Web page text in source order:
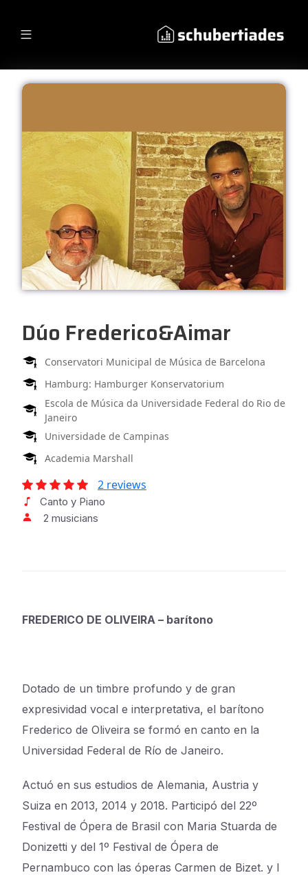
Dúo Frederico&Aimar
Conservatori Municipal de Música de Barcelona
Hamburg: Hamburger Konservatorium
Escola de Música da Universidade Federal do Rio de
Janeiro
Universidade de Campinas
Academia Marshall
2 reviews
Canto y Piano
2 musicians
FREDERICO DE OLIVEIRA – barítono
Dotado de un timbre profundo y de gran
expresividad vocal e interpretativa, el barítono
Frederico de Oliveira se formó en canto en la
Universidad Federal de Río de Janeiro.
Actuó en sus estudios de Alemania, Austria y
Suiza en 2013, 2014 y 2018. Participó del 22º
Festival de Ópera de Brasil con Maria Stuarda de
Donizetti y del 1º Festival de Ópera de
Pernambuco con las óperas Carmen de Bizet. y I